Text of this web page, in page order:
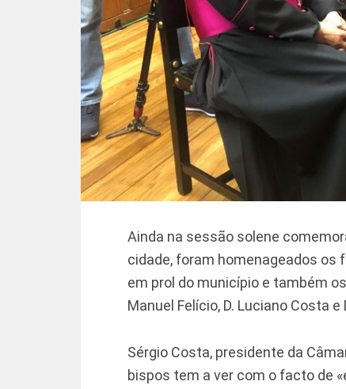
Ainda na sessão solene
cidade, foram homenageados os
em prol do município e também
Manuel Felício, D. Luciano Costa
Sérgio Costa, presidente da
bispos tem a ver com o facto de